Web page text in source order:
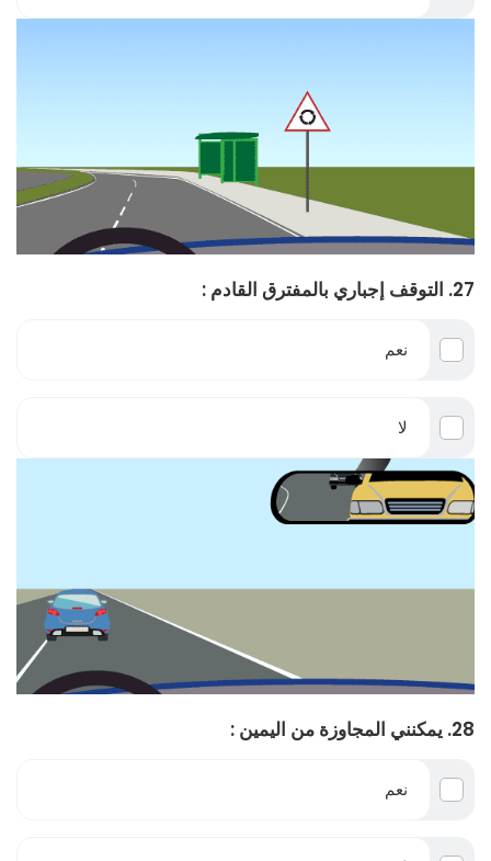
27. التوقف إجباري بالمفترق القادم :
نعم
لا
28. يمكنني المجاوزة من اليمين :
نعم